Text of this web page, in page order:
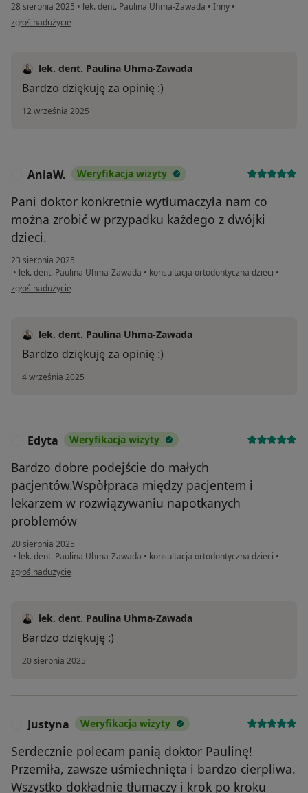
28 sierpnia 2025 • lek. dent. Paulina Uhma-Zawada • Inny •
w opinii użytkownika Marta C
zgłoś nadużycie
lek. dent. Paulina Uhma-Zawada
Bardzo dziękuję za opinię :)
12 września 2025
AniaW. Weryfikacja wizyty
Pani doktor konkretnie wytłumaczyła nam co
można zrobić w przypadku każdego z dwójki
dzieci.
23 sierpnia 2025
• lek. dent. Paulina Uhma-Zawada • konsultacja ortodontyczna dzieci •
w opinii użytkownika AniaW.
zgłoś nadużycie
lek. dent. Paulina Uhma-Zawada
Bardzo dziękuję za opinię :)
4 września 2025
Edyta Weryfikacja wizyty
Bardzo dobre podejście do małych
pacjentów.Wspòłpraca między pacjentem i
lekarzem w rozwiązywaniu napotkanych
problemów
20 sierpnia 2025
• lek. dent. Paulina Uhma-Zawada • konsultacja ortodontyczna dzieci •
w opinii użytkownika Edyta
zgłoś nadużycie
lek. dent. Paulina Uhma-Zawada
Bardzo dziękuję :)
20 sierpnia 2025
Justyna Weryfikacja wizyty
Serdecznie polecam panią doktor Paulinę!
Przemiła, zawsze uśmiechnięta i bardzo cierpliwa.
Wszystko dokładnie tłumaczy i krok po kroku